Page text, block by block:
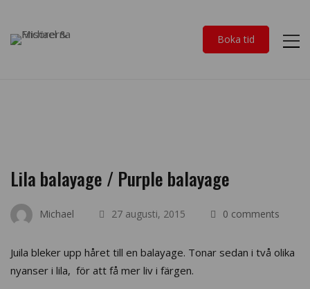
Boka tid
Lila balayage / Purple balayage
Michael 27 augusti, 2015 0 comments
Juila bleker upp håret till en balayage. Tonar sedan i två olika
nyanser i lila, för att få mer liv i färgen.